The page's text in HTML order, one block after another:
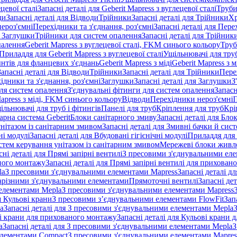
сталіЗапасні деталі для Geberit Mapress з вуглецевої сталі
Запасні деталі для ВідводиТрійникиЗапасні деталі для Трійники
Перехідники та з'єднання, роз'ємніЗапасні деталі для
ЗаглушкиТрійники для систем опаленняЗапасні деталі для
Geberit Mapress з вуглецевої сталі, FKM синього кольору
для Geberit Mapress з вуглецевої сталіУщільнювачі для
для фланцевих з'єднаньGeberit Mapress з мідіGeberit Mapress з
деталі для ВідводиТрійникиЗапасні деталі для Трійники
та з'єднання, роз'ємніЗаглушкиЗапасні деталі для Заглушки
систем опаленняЗ'єднувальні фітинги для систем опалення
з міді, FKM синього кольоруВідводиПерехідники нероз'ємні
для труб і фітингівПанелі для трубКріплення для труб
система GeberitБлоки санітарного змивуЗапасні деталі для
із санітарним змивомЗапасні деталі для Змивні бачки й
модуліЗапасні деталі для Вбудовані гігієнічні модуліПриладдя для
керування унітазом із санітарним змивомМережеві блоки
деталі для Прямі запірні вентиліЗ пресовими з'єднувальними
монтажуЗапасні деталі для Прямі запірні вентилі для
З пресовими з'єднувальними елементами MapressЗапасні деталі
з'єднувальними елементамиПрямоточні вентиліЗапасні
MeplaЗ пресовими з'єднувальними елементами Mapress
Кульові краниЗ пресовими з’єднувальними елементами FlowFit
Запасні деталі для З пресовими з'єднувальними елементами Mepla
крани для прихованого монтажуЗапасні деталі для Кульові
Запасні деталі для З пресовими з'єднувальними елементами Mepla
CompactЗ пресовими з'єднувальними елементами